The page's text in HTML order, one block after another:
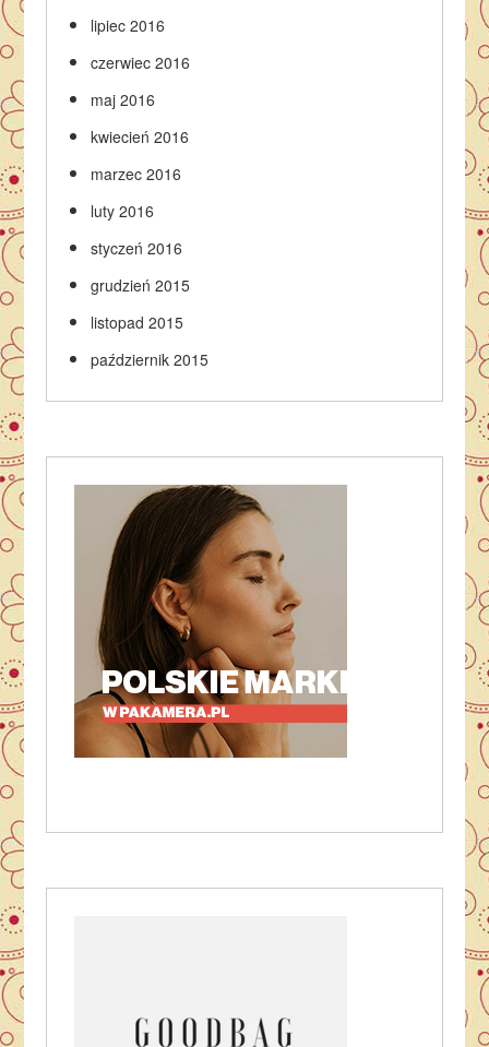
lipiec 2016
czerwiec 2016
maj 2016
kwiecień 2016
marzec 2016
luty 2016
styczeń 2016
grudzień 2015
listopad 2015
październik 2015